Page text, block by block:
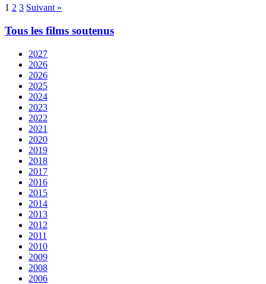
1 2 3 Suivant »
Tous les films soutenus
2027
2026
2026
2025
2024
2023
2022
2021
2020
2019
2018
2017
2016
2015
2014
2013
2012
2011
2010
2009
2008
2006